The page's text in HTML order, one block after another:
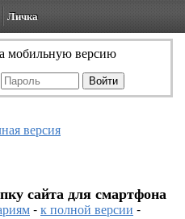
Личка
мобильную версию
версия
сайта для смартфона
-к полной версии -